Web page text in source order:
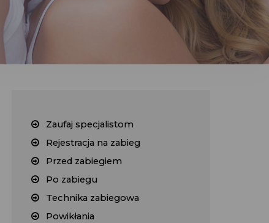
Zaufaj specjalistom
Rejestracja na zabieg
Przed zabiegiem
Po zabiegu
Technika zabiegowa
Powikłania